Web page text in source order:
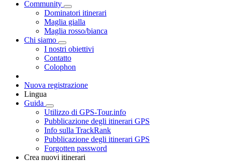
Community
Dominatori itinerari
Maglia gialla
Maglia rosso/bianca
Chi siamo
I nostri obiettivi
Contatto
Colophon
Nuova registrazione
Lingua
Guida
Utilizzo di GPS-Tour.info
Pubblicazione degli itinerari GPS
Info sulla TrackRank
Pubblicazione degli itinerari GPS
Forgotten password
Crea nuovi itinerari